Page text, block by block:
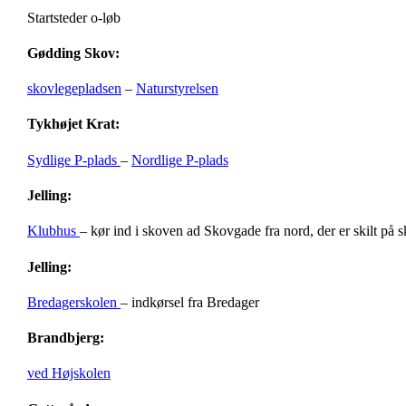
Startsteder o-løb
Gødding Skov:
skovlegepladsen – Naturstyrelsen
Tykhøjet Krat:
Sydlige P-plads – Nordlige P-plads
Jelling:
Klubhus – kør ind i skoven ad Skovgade fra nord, der er skilt på
Jelling:
Bredagerskolen – indkørsel fra Bredager
Brandbjerg:
ved Højskolen